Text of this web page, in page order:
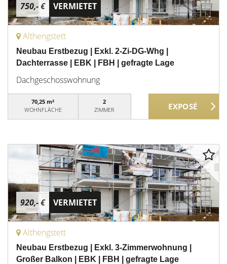
750,- € VERMIETET
Althengstett
Neubau Erstbezug | Exkl. 2-Zi-DG-Whg |
Dachterrasse | EBK | FBH | gefragte Lage
Dachgeschosswohnung
70,25 m²
WOHNFLÄCHE
2
ZIMMER
920,- € VERMIETET
Althengstett
Neubau Erstbezug | Exkl. 3-Zimmerwohnung |
Großer Balkon | EBK | FBH | gefragte Lage